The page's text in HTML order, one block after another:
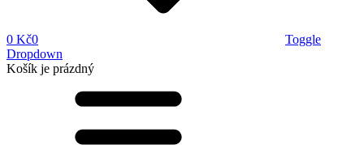
0 Kč0
Toggle
Dropdown
Košík je prázdný